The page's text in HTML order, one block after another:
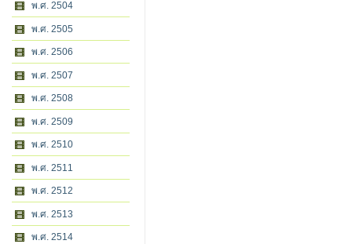
พ.ศ. 2504
พ.ศ. 2505
พ.ศ. 2506
พ.ศ. 2507
พ.ศ. 2508
พ.ศ. 2509
พ.ศ. 2510
พ.ศ. 2511
พ.ศ. 2512
พ.ศ. 2513
พ.ศ. 2514